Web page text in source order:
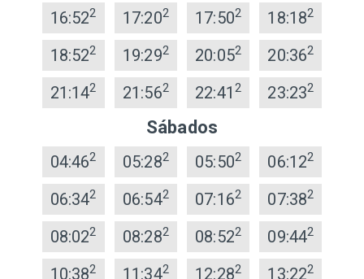
16:522 17:202 17:502 18:182
18:522 19:292 20:052 20:362
21:142 21:562 22:41 2 23:232
Sábados
04:462 05:282 05:502 06:122
06:342 06:542 07:162 07:382
08:022 08:282 08:522 09:442
10:382 11:342 12:282 13:222